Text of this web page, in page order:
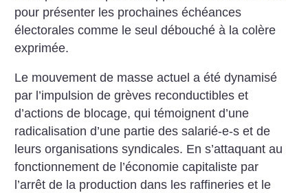
pour présenter les prochaines échéances
électorales comme le seul débouché à la colère
exprimée.
Le mouvement de masse actuel a été dynamisé
par l’impulsion de grèves reconductibles et
d’actions de blocage, qui témoignent d’une
radicalisation d’une partie des salarié-e-s et de
leurs organisations syndicales. En s’attaquant au
fonctionnement de l’économie capitaliste par
l’arrêt de la production dans les raffineries et le